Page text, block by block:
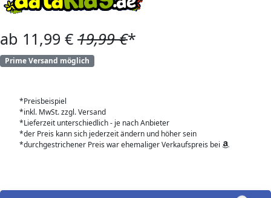
ab 11,99 € 19,99 €*
Prime Versand möglich
*Preisbeispiel
*inkl. MwSt. zzgl. Versand
*Lieferzeit unterschiedlich - je nach Anbieter
*der Preis kann sich jederzeit ändern und höher sein
*durchgestrichener Preis war ehemaliger Verkaufspreis bei